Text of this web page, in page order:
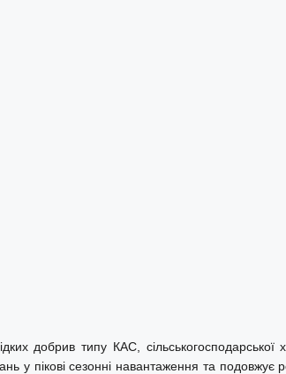
добрив типу КАС, сільськогосподарської
у пікові сезонні навантаження та